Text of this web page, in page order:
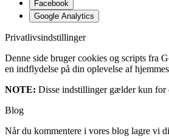
Facebook
Google Analytics
Privatlivsindstillinger
Denne side bruger cookies og scripts fra
en indflydelse på din oplevelse af
NOTE: Disse indstillinger gælder kun for
Blog
Når du kommentere i vores blog lagre vi